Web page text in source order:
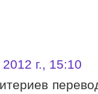
г., 15:10